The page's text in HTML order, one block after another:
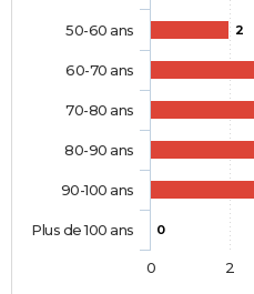
2
0
50-60 ans
60-70 ans
70-80 ans
80-90 ans
90-100 ans
Plus de 100 ans
0 2